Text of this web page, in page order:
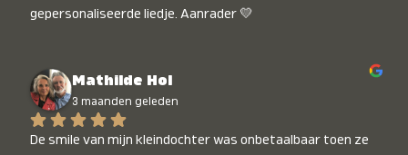
gepersonaliseerde liedje. Aanrader 💛
Mathilde Hol
3 maanden geleden
De smile van mijn kleindochter was onbetaalbaar toen ze